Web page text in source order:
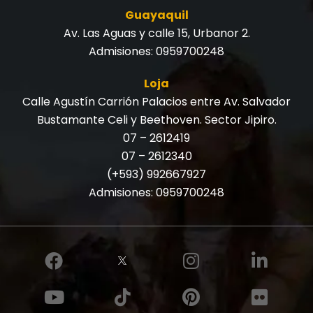
Guayaquil
Av. Las Aguas y calle 15, Urbanor 2.
Admisiones: 0959700248
Loja
Calle Agustín Carrión Palacios entre Av. Salvador
Bustamante Celi y Beethoven. Sector Jipiro.
07 – 2612419
07 – 2612340
(+593) 992667927
Admisiones: 0959700248